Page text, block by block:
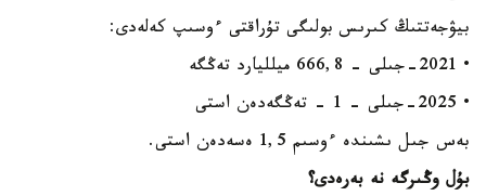
بيۋجەتتىڭ كىرىس بولىگى تۇراقتى ءوسىپ كەلەدى:
• 2021-جىلى - 666,8 ميلليارد تەڭگە
• 2025-جىلى - 1 - تەڭگەدەن استى
بەس جىل ىشىندە ءوسىم 1,5 ەسەدەن استى.
بۇل وڭىرگە نە بەرەدى؟